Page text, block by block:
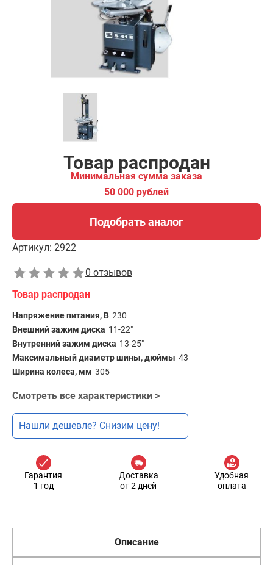
Товар распродан
Минимальная сумма заказа
50 000 рублей
Подобрать аналог
Артикул: 2922
0 отзывов
Товар распродан
Напряжение питания, В 230
Внешний зажим диска 11-22"
Внутренний зажим диска 13-25"
Максимальный диаметр шины, дюймы 43
Ширина колеса, мм 305
Смотреть все характеристики >
Нашли дешевле? Снизим цену!
Гарантия
1 год
Доставка
от 2 дней
Удобная
оплата
Описание
Подобрать аналог